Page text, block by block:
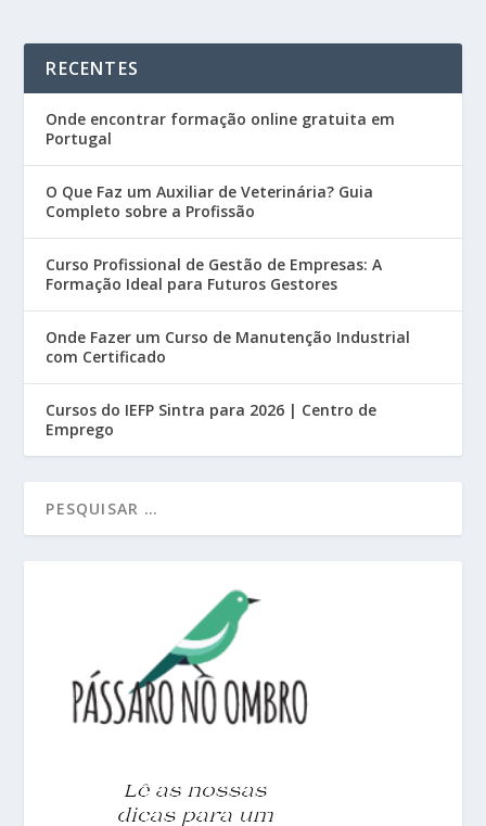
RECENTES
Onde encontrar formação online gratuita em
Portugal
O Que Faz um Auxiliar de Veterinária? Guia
Completo sobre a Profissão
Curso Profissional de Gestão de Empresas: A
Formação Ideal para Futuros Gestores
Onde Fazer um Curso de Manutenção Industrial
com Certificado
Cursos do IEFP Sintra para 2026 | Centro de
Emprego